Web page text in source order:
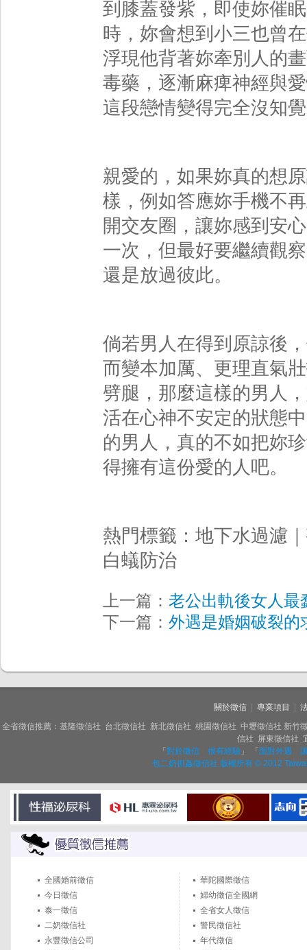
到膝蓋發紫，即使妳催
時，妳會想到小三也曾
浮現他背著妳牽別人的
毒藥，逐漸麻痺神經與
這段戀情變得完全沒知
親愛的，如果妳真的想
樣，例如答應妳手機不
開交友圈，讓妳感到安
一次，但最好要繼續觀
還是放過彼此。
倘若男人在得到原諒後
而變本加厲、更理直氣
劈腿，那麼這樣的男人
活在心神不安定的狀態
的男人，真的不如把妳
得擁有這份愛的人吧。
熱門標籤： 地下水過濾
白蟻防治
上一篇： 老公出軌後女人最
下一篇： 外遇是婚姻破裂的
關於徵信 專業項目
全省徵信推薦：基隆徵信社 台北徵信社 新北徵信社 桃園徵信社 中壢徵信社 新
信社 屏東徵信社
「 對於徵信 很有經驗」 「 面對外遇
包二奶抓姦徵信社 版權所有 © 2012
全國婚前徵信
今日徵信
泰一徵信
二奶徵信社
永豐徵信公司
華陀國際徵信
婦幼徵信全國網
全省女人徵信
警民徵信社
年代徵信